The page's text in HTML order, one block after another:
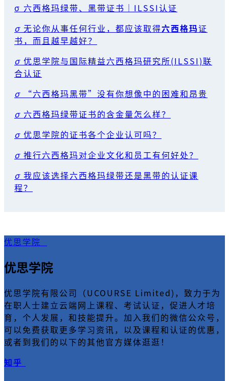
σ 六西格玛绿带、黑带证书｜ILSSI认证
σ 无论你从事任何行业，都应该取得六西格玛证
书，而且越早越好？
σ 优思学院与国际精益六西格玛研究所(ILSSI)联
合认证
σ
“六西格玛黑带”没有你想像中的困难和昂贵
σ 六西格玛绿带证书的含金量怎么样？
σ 优思学院的证书各个企业认可吗？
σ 推行六西格玛对企业文化和员工有何好处？
σ 我应该选择六西格玛绿带还是黑带的认证课
程？
优思学院
优思学院
优思学院有限公司（UCOURSE Limited)，致力于为
在职人士建立云端网上课程、考试认证，促进人才培
育，个人发展，和技能提升。加入我们的微信公众号，
可以免费获取更多学习资讯，以及课程和认证的优惠，
或者到我们的以下的其他官方媒体逛逛！
知乎